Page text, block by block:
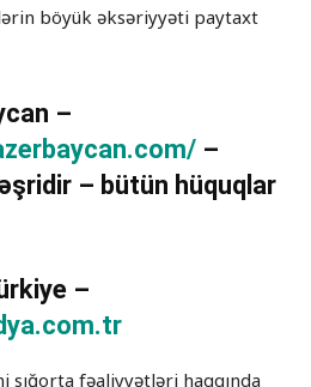
böyük əksəriyyəti paytaxt
–
–
– bütün hüquqlar
–
sığorta fəaliyyətləri haqqında